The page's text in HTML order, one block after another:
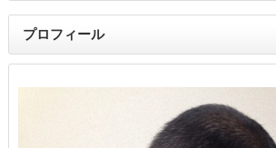
プロフィール